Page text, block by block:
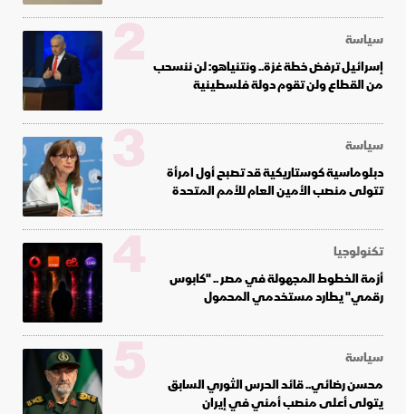
سياسة
إسرائيل ترفض خطة غزة.. ونتنياهو: لن ننسحب
من القطاع ولن تقوم دولة فلسطينية
2
سياسة
دبلوماسية كوستاريكية قد تصبح أول امرأة
تتولى منصب الأمين العام للأمم المتحدة
3
تكنولوجيا
أزمة الخطوط المجهولة في مصر .. "كابوس
رقمي" يطارد مستخدمي المحمول
4
سياسة
محسن رضائي.. قائد الحرس الثوري السابق
يتولى أعلى منصب أمني في إيران
5